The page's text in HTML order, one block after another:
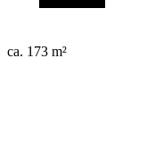
ca. 173 m²